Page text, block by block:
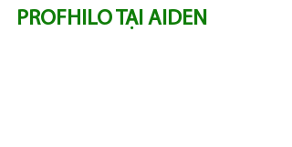
PROFHILO TẠI AIDEN